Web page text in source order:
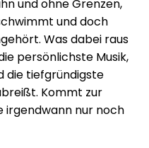
und ohne Grenzen,
und doch
Was dabei raus
persönlichste Musik,
die tiefgründigste
Kommt zur
irgendwann nur noch